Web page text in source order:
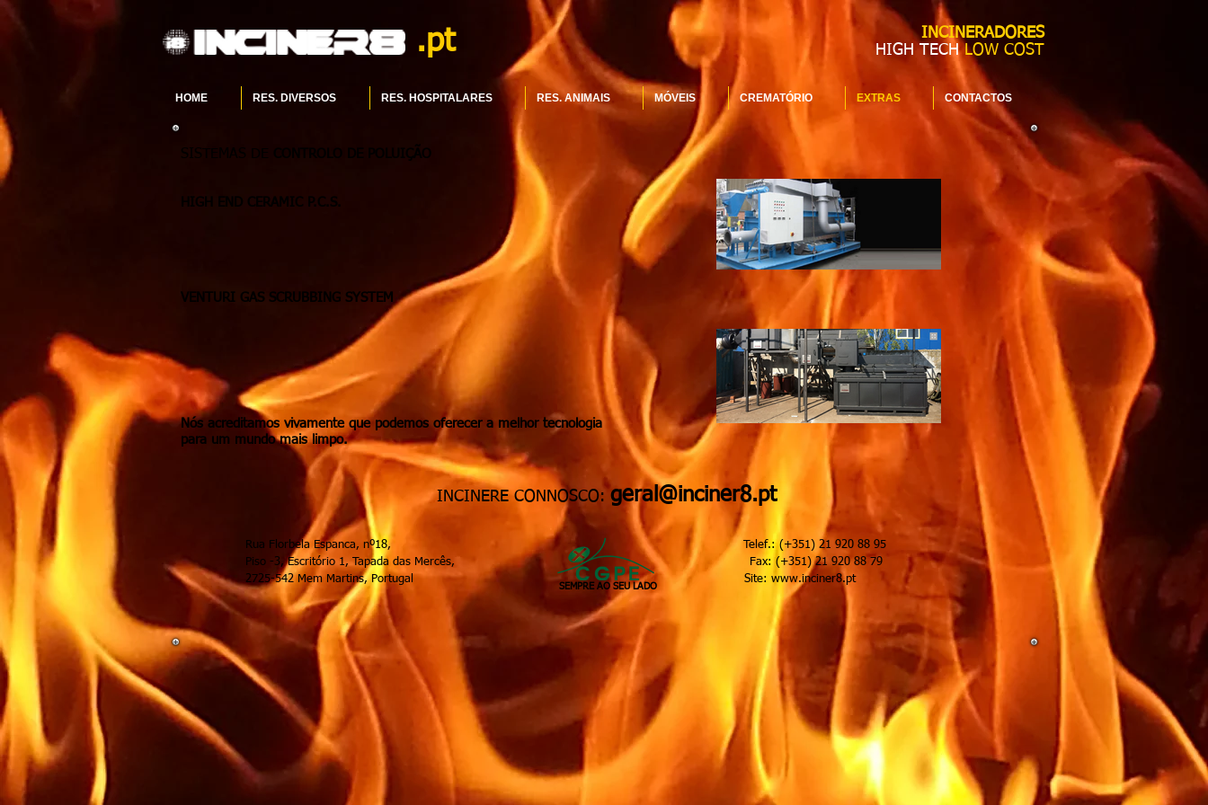
.pt
INCINERADORES
HIGH TECHLOW COST
HOME RES. DIVERSOS RES. HOSPITALARES RES. ANIMAIS MÓVEIS CREMATÓRIO EXTRAS CONTACTOS
INCINERE CONNOSCO: geral@inciner8.pt
SEMPRE AO SEU LADO
Rua Florbela Espanca, nº18, Telef.: (+351) 21 920 88 95
Piso -3, Escritório 1, Tapada das Mercês, Fax: (+351) 21 920 88 79
2725-542 Mem Martins, Portugal Site: www.inciner8.pt
SISTEMAS DE CONTROLO DE POLUIÇÃO
HIGH END CERAMIC P.C.S.
VENTURI GAS SCRUBBING SYSTEM
Nós acreditamos vivamente que podemos oferecer a melhor tecnologia
para um mundo mais limpo.